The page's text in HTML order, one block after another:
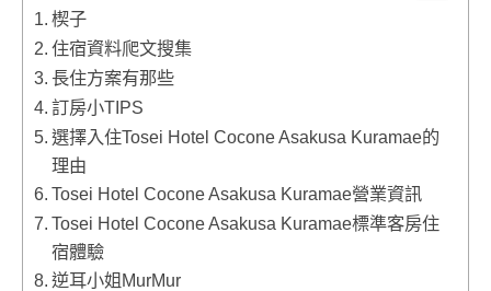
楔子
住宿資料爬文搜集
長住方案有那些
訂房小TIPS
選擇入住Tosei Hotel Cocone Asakusa Kuramae的
理由
Tosei Hotel Cocone Asakusa Kuramae營業資訊
Tosei Hotel Cocone Asakusa Kuramae標準客房住
宿體驗
逆耳小姐MurMur